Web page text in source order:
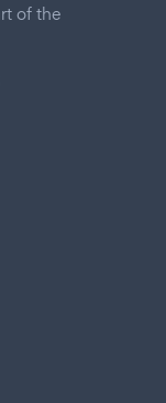
of the